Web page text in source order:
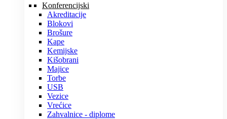
Konferencijski
Akreditacije
Blokovi
Brošure
Kape
Kemijske
Kišobrani
Majice
Torbe
USB
Vezice
Vrećice
Zahvalnice - diplome